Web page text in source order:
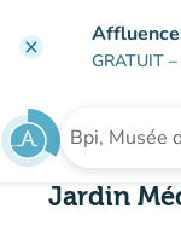
clear
GRATUIT
Rechercher
Jardin